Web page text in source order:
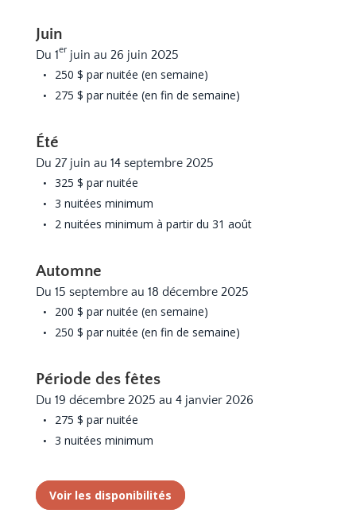
Juin
Du 1er juin au 26 juin 2025
250 $ par nuitée (en semaine)
275 $ par nuitée (en fin de semaine)
Été
Du 27 juin au 14 septembre 2025
325 $ par nuitée
3 nuitées minimum
2 nuitées minimum à partir du 31 août
Automne
Du 15 septembre au 18 décembre 2025
200 $ par nuitée (en semaine)
250 $ par nuitée (en fin de semaine)
Période des fêtes
Du 19 décembre 2025 au 4 janvier 2026
275 $ par nuitée
3 nuitées minimum
Voir les disponibilités